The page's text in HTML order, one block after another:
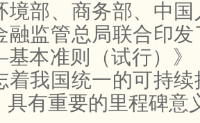
境部、商务部、中
融监管总局联合印
本准则（试行）》
着我国统一的可持
具有重要的里程碑意